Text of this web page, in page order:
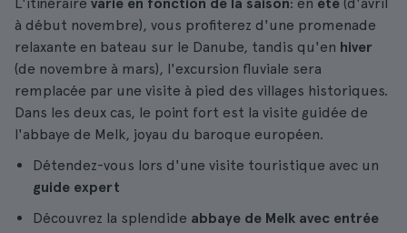
à début novembre), vous profiterez d'une promenade
relaxante en bateau sur le Danube, tandis qu'en hiver
(de novembre à mars), l'excursion fluviale sera
remplacée par une visite à pied des villages historiques.
Dans les deux cas, le point fort est la visite guidée de
l'abbaye de Melk, joyau du baroque européen.
Détendez-vous lors d'une visite touristique avec un
guide expert
Découvrez la splendide abbaye de Melk avec entrée